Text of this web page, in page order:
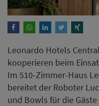
Leonardo Hotels
kooperieren beim
Im 510-Zimmer-Haus
bereitet der Roboter
und Bowls für die Gäste